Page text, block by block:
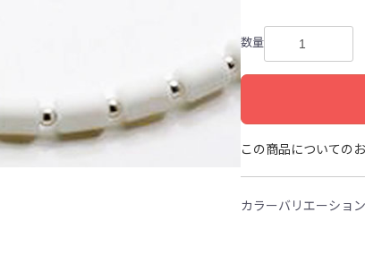
数量
この商品についての
カラーバリエーション